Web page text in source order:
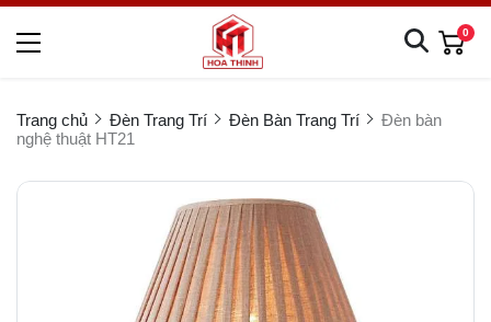
0
Trang chủ Đèn Trang Trí Đèn Bàn Trang Trí
Đèn bàn
nghệ thuật HT21